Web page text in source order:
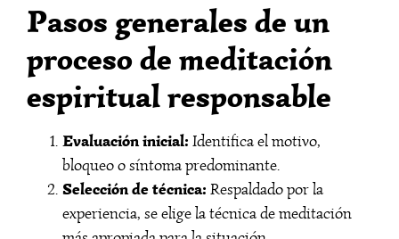
Pasos generales de un
proceso de meditación
espiritual responsable
Evaluación inicial: Identifica el motivo,
bloqueo o síntoma predominante.
Selección de técnica: Respaldado por la
experiencia, se elige la técnica de meditación